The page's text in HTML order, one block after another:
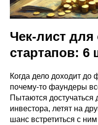
Чек-лист для
стартапов: 6
Когда дело доходит
почему-то фаундеры
Пытаются достучаться
инвестора, летят на
шанс встретиться с